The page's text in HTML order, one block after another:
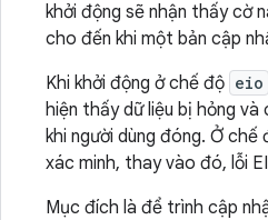
khởi động sẽ nhận thấy cờ
cho đến khi một bản cập
Khi khởi động ở chế độ eio
hiện thấy dữ liệu bị hỏng
khi người dùng đóng. Ở chế
xác minh, thay vào đó, lỗi
Mục đích là để trình cập